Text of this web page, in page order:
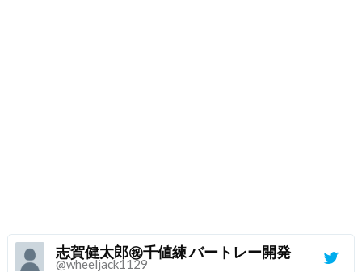
志賀健太郎㊗️千値練 バートレー開発
@wheeljack1129